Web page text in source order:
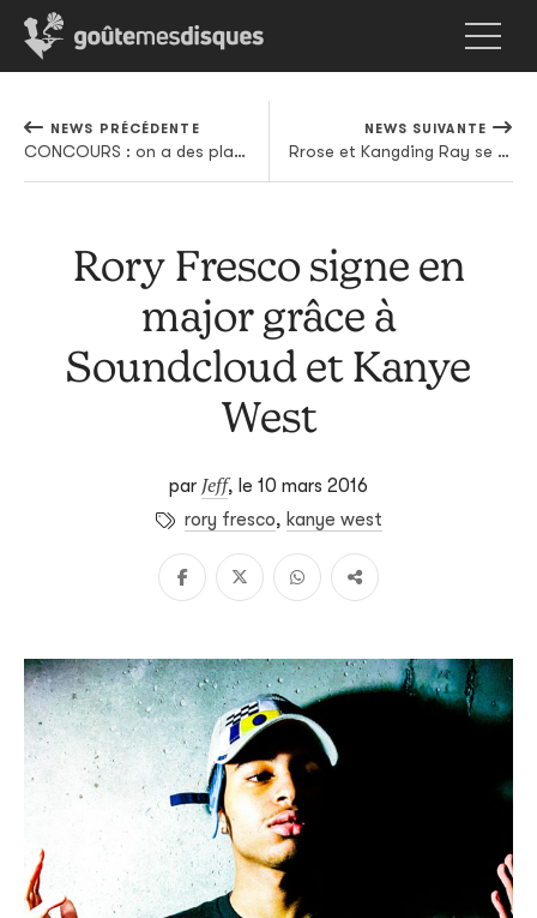
NEWS PRÉCÉDENTE
CONCOURS : on a des places pour la première édition de l'Over Tijd à Anvers
NEWS SUIVANTE
Rrose et Kangding Ray se partagent un EP sur Stroboscopic Artefacts
Rory Fresco signe en
major grâce à
Soundcloud et Kanye
West
par Jeff, le 10 mars 2016
rory fresco, kanye west